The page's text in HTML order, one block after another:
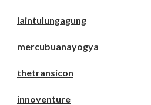
iaintulungagung
mercubuanayogya
thetransicon
innoventure